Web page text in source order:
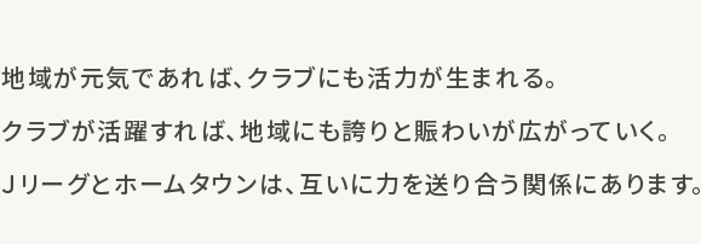
地域が元気であれば、 クラブにも活力が生まれる。
クラブが活躍すれば、 地域にも誇りと賑わいが広がっていく。
Ｊリーグとホームタウンは、 互いに力を送り合う関係にあります。